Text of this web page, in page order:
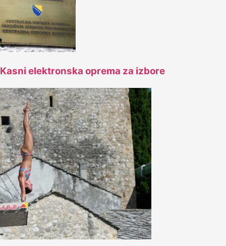
Kasni elektronska oprema za izbore